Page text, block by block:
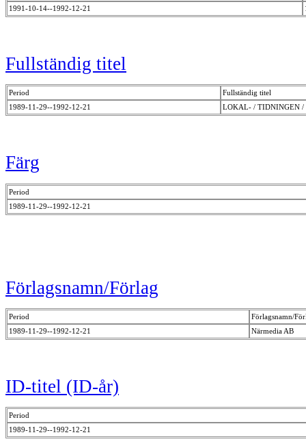
1991-10-14--1992-12-21
Fullständig titel
Period
Fullständig titel
1989-11-29--1992-12-21
LOKAL- / TIDNINGEN /
Färg
Period
1989-11-29--1992-12-21
Förlagsnamn/Förlag
Period
Förlagsnamn/
1989-11-29--1992-12-21
Närmedia AB
ID-titel (ID-år)
Period
1989-11-29--1992-12-21